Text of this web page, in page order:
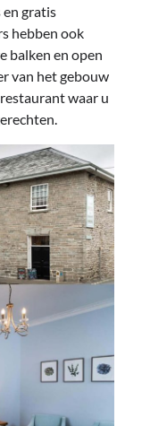
en gratis
hebben ook
balken en open
van het gebouw
waar u